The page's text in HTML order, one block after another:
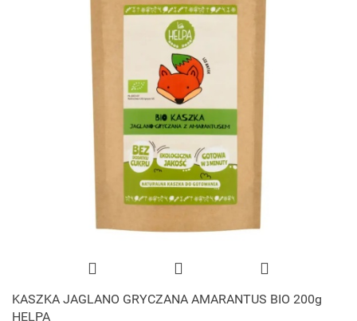
KASZKA JAGLANO GRYCZANA AMARANTUS BIO 200g
HELPA